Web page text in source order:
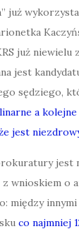
już
już niewielu
jest
sędziego,
a
jest
jest
wnioskiem o
między innymi
co najmniej